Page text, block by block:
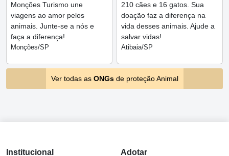
Monções Turismo une
viagens ao amor pelos
animais. Junte-se a nós e
faça a diferença!
Monções/SP
210 cães e 16 gatos. Sua
doação faz a diferença na
vida desses animais. Ajude a
salvar vidas!
Atibaia/SP
Ver todas as ONGsde proteção Animal
Institucional
Adotar